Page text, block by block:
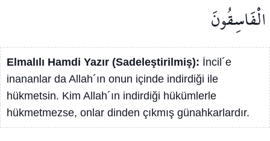
الْفَاسِقُونَ
Elmalılı Hamdi Yazır (Sadeleştirilmiş): İncil´e
inananlar da Allah´ın onun içinde indirdiği ile
hükmetsin. Kim Allah´ın indirdiği hükümlerle
hükmetmezse, onlar dinden çıkmış günahkarlardır.